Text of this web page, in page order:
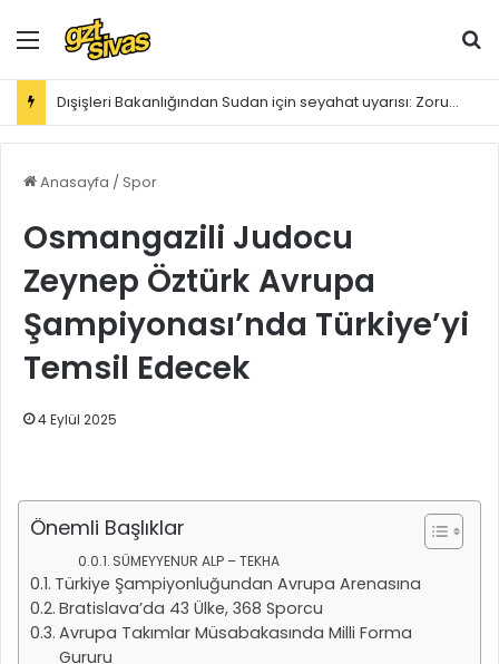
Menü
Dışişleri Bakanlığından Sudan için seyahat uyarısı: Zorunlu değilse gitmeyin
Anasayfa / Spor
Osmangazili Judocu
Zeynep Öztürk Avrupa
Şampiyonası’nda Türkiye’yi
Temsil Edecek
4 Eylül 2025
Önemli Başlıklar
SÜMEYYENUR ALP – TEKHA
Türkiye Şampiyonluğundan Avrupa Arenasına
Bratislava’da 43 Ülke, 368 Sporcu
Avrupa Takımlar Müsabakasında Milli Forma
Gururu